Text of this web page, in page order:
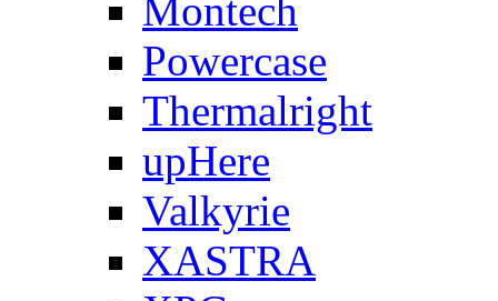
Montech
Powercase
Thermalright
upHere
Valkyrie
XASTRA